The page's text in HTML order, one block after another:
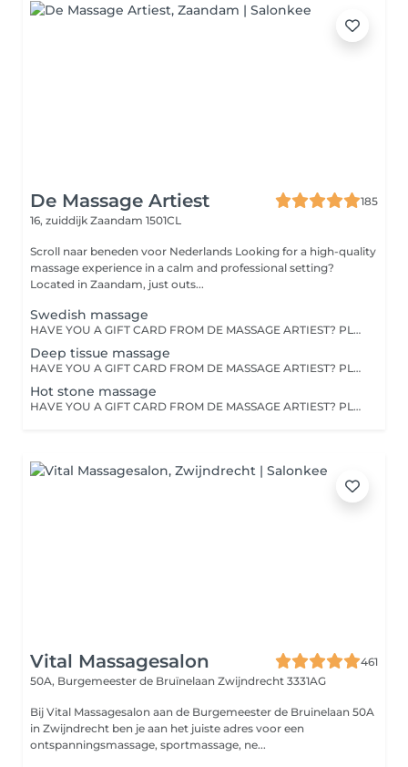
De Massage Artiest
185
16, zuiddijk Zaandam 1501CL
Scroll naar beneden voor Nederlands Looking for a high-quality
massage experience in a calm and professional setting?
Located in Zaandam, just outs...
Swedish massage
HAVE YOU A GIFT CARD FROM DE MASSAGE ARTIEST? PLEASE WHATSAPP THE SALON ON 0636309738 TO MAKE AN APPOINTMENT. This massage can clear your body of all built up stress. A state of relaxation calms the body and mind. It is therapeutically beneficial by relieving muscle tension and increasing happy hormones. This massage usually consists of light to medium pressure.
Deep tissue massage
HAVE YOU A GIFT CARD FROM DE MASSAGE ARTIEST? PLEASE WHATSAPP THE SALON ON 0636309738 TO MAKE AN APPOINTMENT A deep tissue massage is a powerful and firm massage that focuses on the deeper layers of the muscles. Tensions in the muscles and stress are kneaded away .
Hot stone massage
HAVE YOU A GIFT CARD FROM DE MASSAGE ARTIEST? PLEASE WHATSAPP THE SALON ON 0636309738 TO MAKE AN APPOINTMENT During this massage the body is massaged with hands and heated volcanic stones (usually made of basalt). The heat - in combination with the massaging movements - not only provides deep relaxation,it helps the therapist reach deeper layers by softening the muscle tissue and stimulates the blood circulation, giving relief to various physical complaints.
Vital Massagesalon
461
50A, Burgemeester de Bruïnelaan Zwijndrecht 3331AG
Bij Vital Massagesalon aan de Burgemeester de Bruinelaan 50A
in Zwijndrecht ben je aan het juiste adres voor een
ontspanningsmassage, sportmassage, ne...